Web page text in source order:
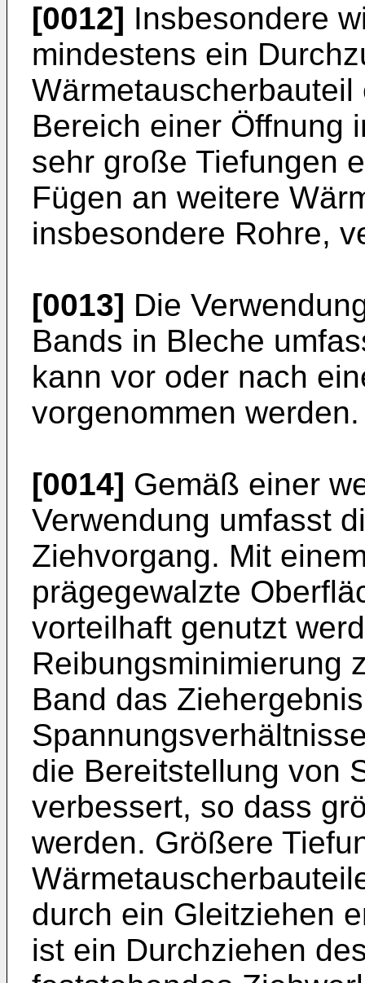
[0012] Insbesondere
mindestens ein
Bereich einer Öffnung
sehr große Tiefungen
Fügen an weitere
insbesondere Rohre,
[0013] Die
Bands in Bleche
kann vor oder nach
vorgenommen werden.
[0014] Gemäß einer
Verwendung umfasst
Ziehvorgang. Mit
prägegewalzte
vorteilhaft genutzt
Reibungsminimierung
Band das
die Bereitstellung von
verbessert, so dass
werden. Größere
durch ein Gleitziehen
ist ein Durchziehen